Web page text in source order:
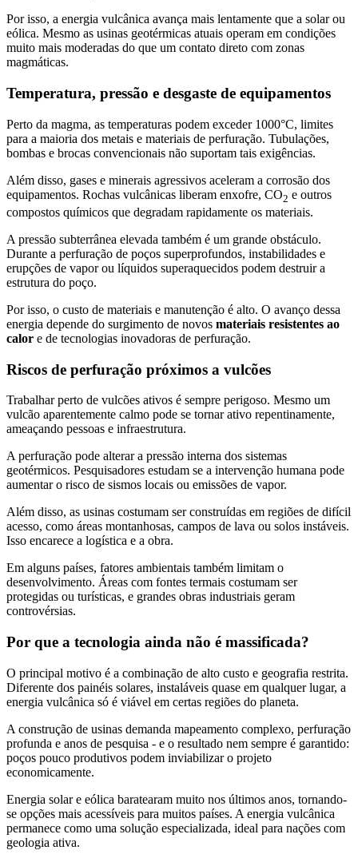
Por isso, a energia vulcânica avança mais lentamente que a solar ou
eólica. Mesmo as usinas geotérmicas atuais operam em condições
muito mais moderadas do que um contato direto com zonas
magmáticas.
Temperatura, pressão e desgaste de equipamentos
Perto da magma, as temperaturas podem exceder 1000°C, limites
para a maioria dos metais e materiais de perfuração. Tubulações,
bombas e brocas convencionais não suportam tais exigências.
Além disso, gases e minerais agressivos aceleram a corrosão dos
equipamentos. Rochas vulcânicas liberam enxofre, CO2 e outros
compostos químicos que degradam rapidamente os materiais.
A pressão subterrânea elevada também é um grande obstáculo.
Durante a perfuração de poços superprofundos, instabilidades e
erupções de vapor ou líquidos superaquecidos podem destruir a
estrutura do poço.
Por isso, o custo de materiais e manutenção é alto. O avanço dessa
energia depende do surgimento de novos materiais resistentes ao
calor e de tecnologias inovadoras de perfuração.
Riscos de perfuração próximos a vulcões
Trabalhar perto de vulcões ativos é sempre perigoso. Mesmo um
vulcão aparentemente calmo pode se tornar ativo repentinamente,
ameaçando pessoas e infraestrutura.
A perfuração pode alterar a pressão interna dos sistemas
geotérmicos. Pesquisadores estudam se a intervenção humana pode
aumentar o risco de sismos locais ou emissões de vapor.
Além disso, as usinas costumam ser construídas em regiões de difícil
acesso, como áreas montanhosas, campos de lava ou solos instáveis.
Isso encarece a logística e a obra.
Em alguns países, fatores ambientais também limitam o
desenvolvimento. Áreas com fontes termais costumam ser
protegidas ou turísticas, e grandes obras industriais geram
controvérsias.
Por que a tecnologia ainda não é massificada?
O principal motivo é a combinação de alto custo e geografia restrita.
Diferente dos painéis solares, instaláveis quase em qualquer lugar, a
energia vulcânica só é viável em certas regiões do planeta.
A construção de usinas demanda mapeamento complexo, perfuração
profunda e anos de pesquisa - e o resultado nem sempre é garantido:
poços pouco produtivos podem inviabilizar o projeto
economicamente.
Energia solar e eólica baratearam muito nos últimos anos, tornando-
se opções mais acessíveis para muitos países. A energia vulcânica
permanece como uma solução especializada, ideal para nações com
geologia ativa.